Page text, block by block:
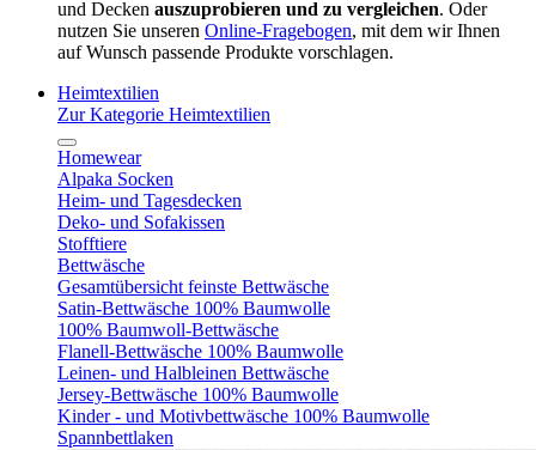
und Decken auszuprobieren und zu vergleichen. Oder
nutzen Sie unseren Online-Fragebogen, mit dem wir Ihnen
auf Wunsch passende Produkte vorschlagen.
Heimtextilien
Zur Kategorie Heimtextilien
Homewear
Alpaka Socken
Heim- und Tagesdecken
Deko- und Sofakissen
Stofftiere
Bettwäsche
Gesamtübersicht feinste Bettwäsche
Satin-Bettwäsche 100% Baumwolle
100% Baumwoll-Bettwäsche
Flanell-Bettwäsche 100% Baumwolle
Leinen- und Halbleinen Bettwäsche
Jersey-Bettwäsche 100% Baumwolle
Kinder - und Motivbettwäsche 100% Baumwolle
Spannbettlaken